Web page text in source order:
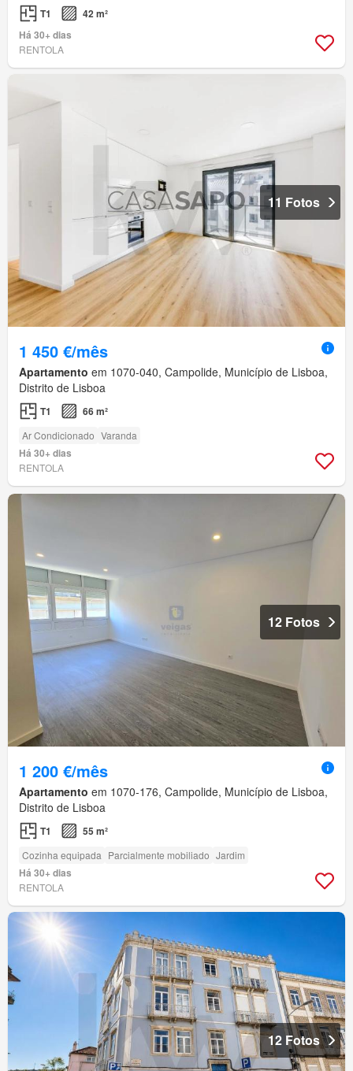
T1
42 m²
Há 30+ dias
RENTOLA
11 Fotos
1 450 €/mês
Apartamento em 1070-040, Campolide, Município de Lisboa,
Distrito de Lisboa
T1 66 m²
Ar Condicionado Varanda
Há 30+ dias
RENTOLA
12 Fotos
1 200 €/mês
Apartamento em 1070-176, Campolide, Município de Lisboa,
Distrito de Lisboa
T1 55 m²
Cozinha equipada Parcialmente mobiliado Jardim
Há 30+ dias
RENTOLA
12 Fotos